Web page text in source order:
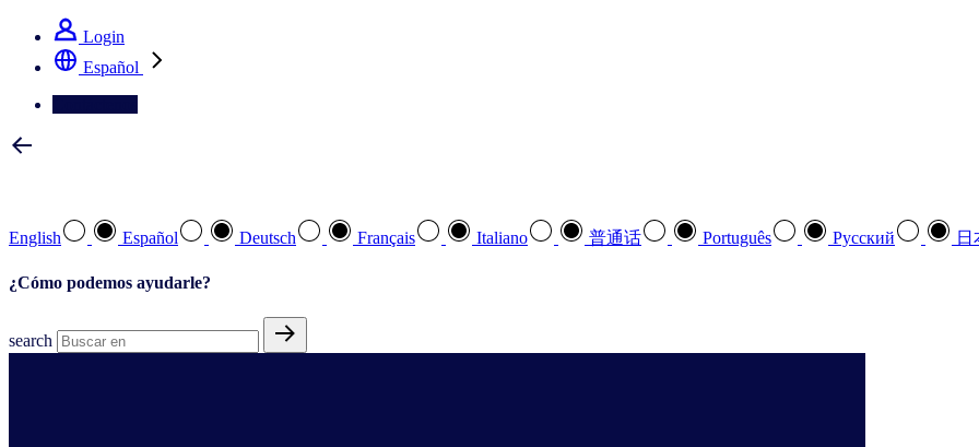
Login
Español
English Español Deutsch Français Italiano 普通话 Português Pусский 日
¿Cómo podemos ayudarle?
search